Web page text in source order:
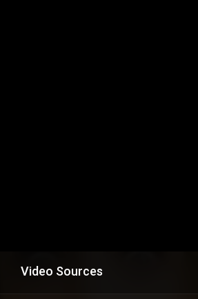
Video Sources